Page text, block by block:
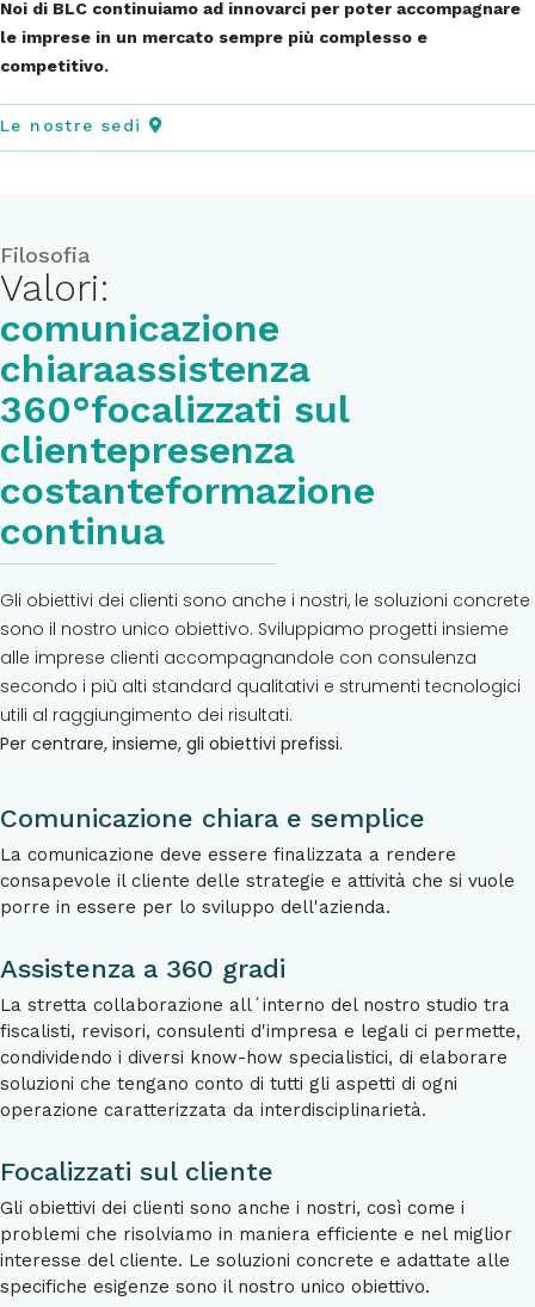
Noi di BLC continuiamo ad innovarci per poter accompagnare
le imprese in un mercato sempre più complesso e
competitivo.
Le nostre sedi
Filosofia
Valori:
comunicazione
chiaraassistenza
360°focalizzati sul
clientepresenza
costanteformazione
continua
Gli obiettivi dei clienti sono anche i nostri, le soluzioni concrete
sono il nostro unico obiettivo. Sviluppiamo progetti insieme
alle imprese clienti accompagnandole con consulenza
secondo i più alti standard qualitativi e strumenti tecnologici
utili al raggiungimento dei risultati.
Per centrare, insieme, gli obiettivi prefissi.
Comunicazione chiara e semplice
La comunicazione deve essere finalizzata a rendere
consapevole il cliente delle strategie e attività che si vuole
porre in essere per lo sviluppo dell'azienda.
Assistenza a 360 gradi
La stretta collaborazione all´interno del nostro studio tra
fiscalisti, revisori, consulenti d'impresa e legali ci permette,
condividendo i diversi know-how specialistici, di elaborare
soluzioni che tengano conto di tutti gli aspetti di ogni
operazione caratterizzata da interdisciplinarietà.
Focalizzati sul cliente
Gli obiettivi dei clienti sono anche i nostri, così come i
problemi che risolviamo in maniera efficiente e nel miglior
interesse del cliente. Le soluzioni concrete e adattate alle
specifiche esigenze sono il nostro unico obiettivo.